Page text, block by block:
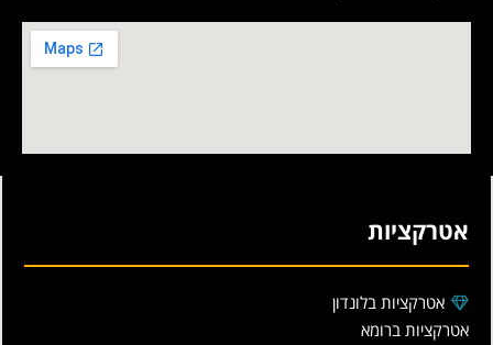
אטרקציות
אטרקציות בלונדון
אטרקציות ברומא